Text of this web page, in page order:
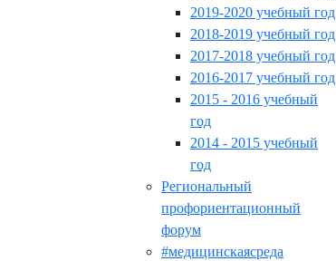
2019-2020 учебный год
2018-2019 учебный год
2017-2018 учебный год
2016-2017 учебный год
2015 - 2016 учебный
год
2014 - 2015 учебный
год
Региональный
профориентационный
форум
#медицинскаясреда